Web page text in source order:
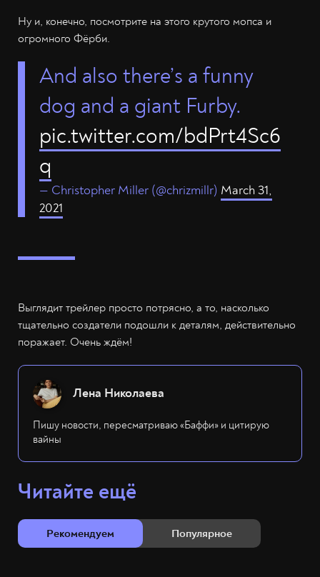
Ну и, конечно, посмотрите на этого крутого мопса и
огромного Фёрби.
And also there’s a funny
dog and a giant Furby.
pic.twitter.com/bdPrt4Sc6
q
— Christopher Miller (@chrizmillr) March 31,
2021
Выглядит трейлер просто потрясно, а то, насколько
тщательно создатели подошли к деталям, действительно
поражает. Очень ждём!
Лена Николаева
Пишу новости, пересматриваю «Баффи» и цитирую
вайны
Читайте ещё
Рекомендуем Популярное